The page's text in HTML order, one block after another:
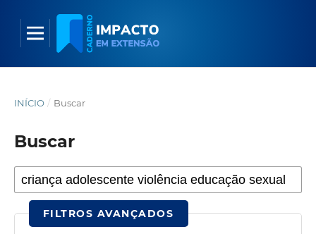
INÍCIO / Buscar
Buscar
FILTROS AVANÇADOS